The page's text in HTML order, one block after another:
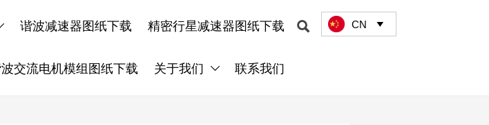
谐波减速器图纸下载 精密行星减速器图纸下载
交流电机模组图纸下载 关于我们  联系我们
 CN 